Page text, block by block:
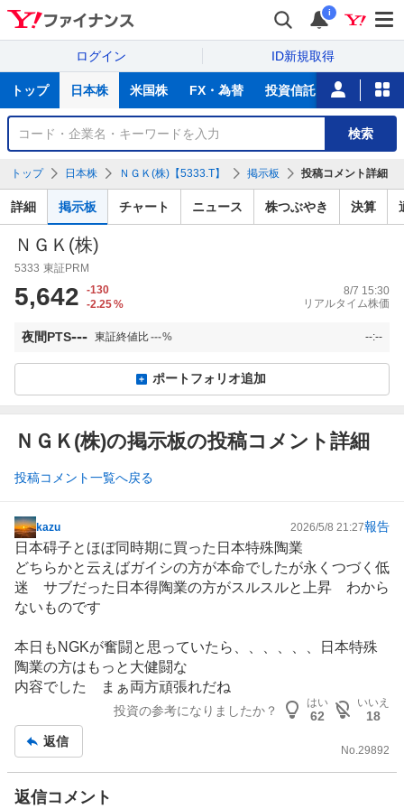
i
ログイン ID新規取得
サ
トップ 日本株 米国株 FX・為替 投資信託 ニュース
銘
検
索
検索
トップ 日本株 ＮＧＫ(株)【5333.T】 掲示板 投稿コメント詳細
詳細 掲示板 チャート ニュース 株つぶやき 決算
ＮＧＫ(株)
5333 東証PRM
5,642
-130
-2.25%
8/7 15:30
リアルタイム株価
夜間PTS--- 東証終値比---% --:--
ポートフォリオ追加
ＮＧＫ(株)の掲示板の投稿コメント詳細
投稿コメント一覧へ戻る
掲
示
板
記
事
kazu 2026/5/8 21:27報告
日本碍子とほぼ同時期に買った 日本特殊陶業
どちらかと云えばガイシの方が本命でしたが永くつづく低
迷 サブだった日本得陶業の方がスルスルと上昇 わから
ないものです
本日も NGKが奮闘と思っていたら、、、、、、日本特殊
陶業の方はもっと大健闘な
内容でした まぁ両方頑張れだね
投資の参考になりましたか？
はい
62
いいえ
18
返信
No.29892
返信コメント